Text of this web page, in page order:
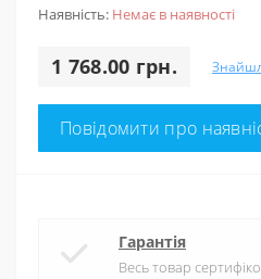
Наявність: Немає в наявності
1 768.00 грн.
Повідомити про
Гарантія
Весь товар